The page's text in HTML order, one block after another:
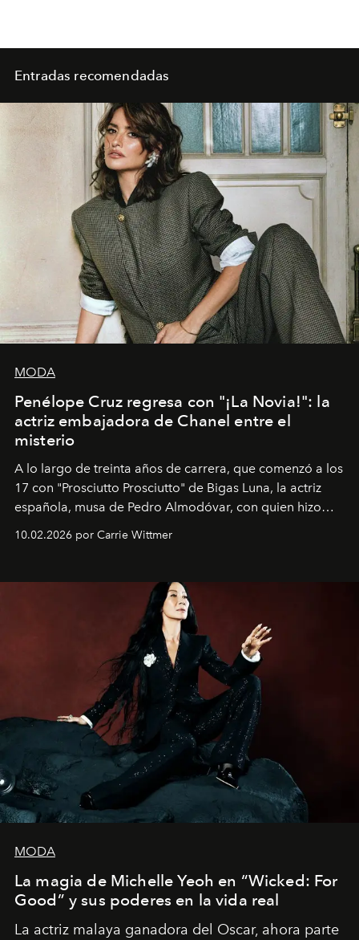
Entradas recomendadas
MODA
Penélope Cruz regresa con "¡La Novia!": la
actriz embajadora de Chanel entre el
misterio
A lo largo de treinta años de carrera, que comenzó a los
17 con "Prosciutto Prosciutto" de Bigas Luna, la actriz
española, musa de Pedro Almodóvar, con quien hizo
Barcelona", ha dividido su tiempo entre Europa y
dirigida por Maggie Gyllenhaal.
10.02.2026 por Carrie Wittmer
MODA
La magia de Michelle Yeoh en “Wicked: For
Good” y sus poderes en la vida real
La actriz malaya ganadora del Oscar, ahora parte